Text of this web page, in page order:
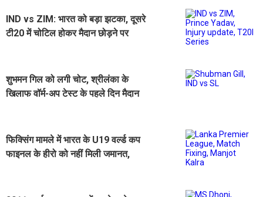
IND vs ZIM: भारत को बड़ा झटका, दूसरे
टी20 में चोटिल होकर मैदान छोड़ने पर
शुभमन गिल को लगी चोट, श्रीलंका के
खिलाफ वॉर्म-अप टेस्ट के पहले दिन मैदान
फिक्सिंग मामले में भारत के U19 वर्ल्ड कप
फाइनल के हीरो को नहीं मिली जमानत,